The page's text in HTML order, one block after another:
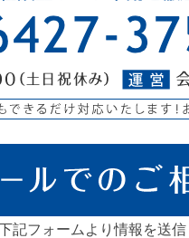
記フォームより情報を送